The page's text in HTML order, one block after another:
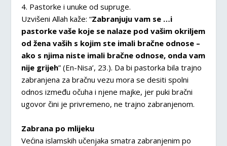
4. Pastorke i unuke od supruge.
Uzvišeni Allah kaže: “Zabranjuju vam se …i
pastorke vaše koje se nalaze pod vašim okriljem
od žena vaših s kojim ste imali bračne odnose –
ako s njima niste imali bračne odnose, onda vam
nije grijeh” (En-Nisa’, 23.). Da bi pastorka bila trajno
zabranjena za bračnu vezu mora se desiti spolni
odnos između očuha i njene majke, jer puki bračni
ugovor čini je privremeno, ne trajno zabranjenom.
Zabrana po mlijeku
Većina islamskih učenjaka smatra zabranjenim po